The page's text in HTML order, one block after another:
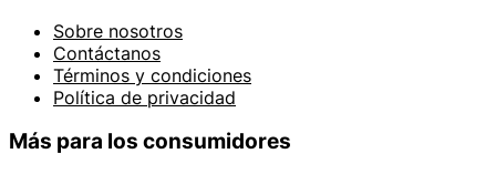
Sobre nosotros
Contáctanos
Términos y condiciones
Política de privacidad
Más para los consumidores